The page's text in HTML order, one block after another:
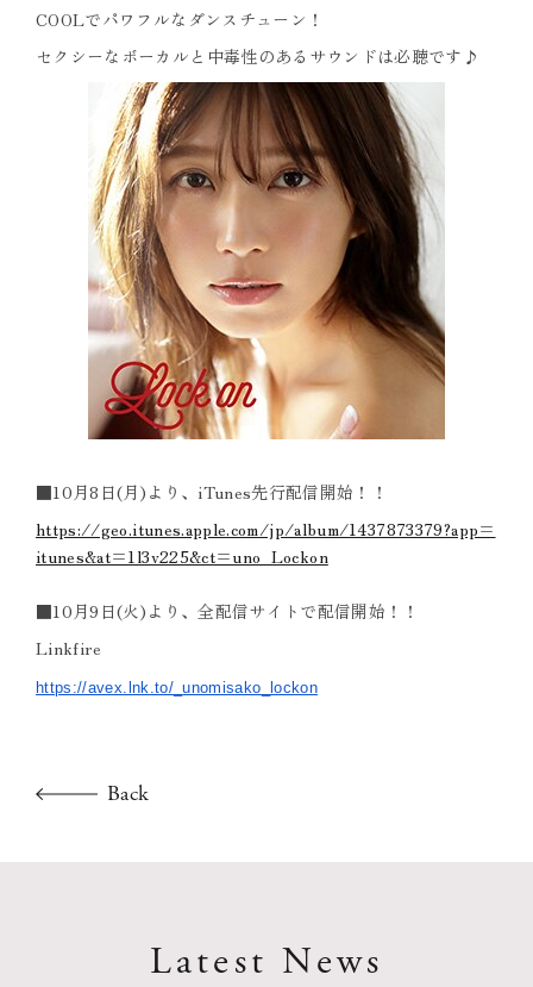
COOLでパワフルなダンスチューン！
セクシーなボーカルと中毒性のあるサウンドは必聴です♪
■10月8日(月)より、iTunes先行配信開始！！
https://geo.itunes.apple.com/jp/album/1437873379?app=
itunes&at=1l3v225&ct=uno_Lockon
■10月9日(火)より、全配信サイトで配信開始！！
Linkfire
https://avex.lnk.to/_unomisako_lockon
Back
Latest News